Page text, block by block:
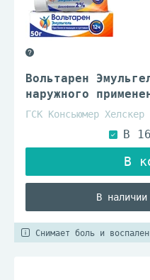
Вольтарен
наружного
ГСК Консьюмер Хелскер
В
Снимает боль и